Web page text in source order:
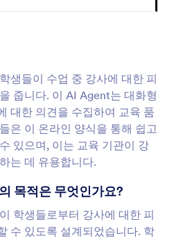
생들이 수업 중 강사에 대한 피
줍니다. 이 AI Agent는 대화형
대한 의견을 수집하여 교육 품
은 이 온라인 양식을 통해 쉽고
있으며, 이는 교육 기관이 강
는 데 유용합니다.
목적은 무엇인가요?
학생들로부터 강사에 대한 피
수 있도록 설계되었습니다. 학